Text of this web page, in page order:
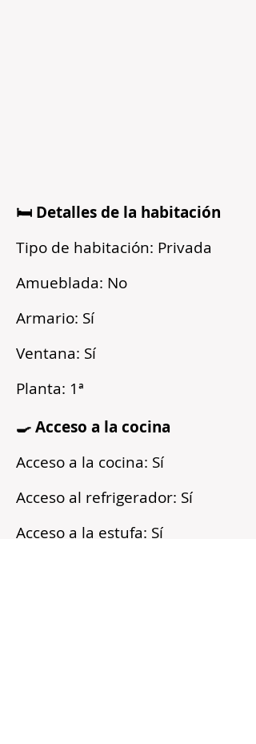
🛏️ Detalles de la habitación
Tipo de habitación: Privada
Amueblada: No
Armario: Sí
Ventana: Sí
Planta: 1ª
🍳 Acceso a la cocina
Acceso a la cocina: Sí
Acceso al refrigerador: Sí
Acceso a la estufa: Sí